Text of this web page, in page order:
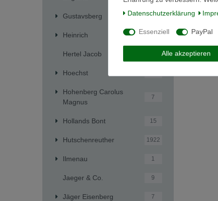
Gustavsberg 4
Heinrich 241
Hertel Jacob
Hoechst
Hohenberg Carolus
Magnus
7
Hollands Bont 15
Hutschenreuther 1922
Ilmenau 1
Jaeger & Co. 9
Jäger Eisenberg 7
Daten­schutz­erklärung
Essenziell PayPal
Alle akzeptieren